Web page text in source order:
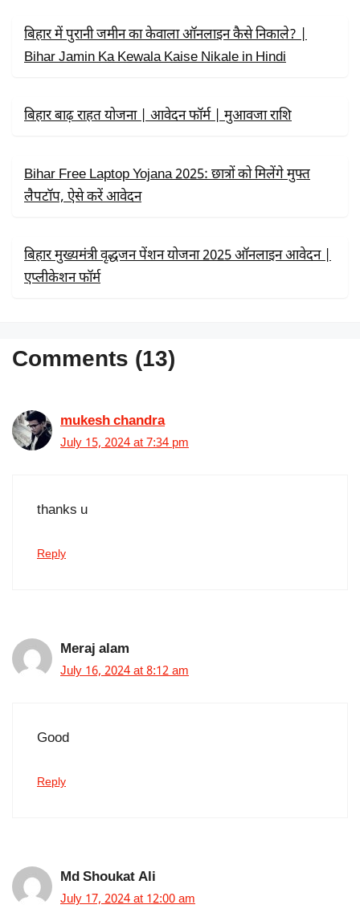
R
बिहार में पुरानी जमीन का केवाला ऑनलाइन कैसे निकाले? |
Bihar Jamin Ka Kewala Kaise Nikale in Hindi
बिहार बाढ़ राहत योजना | आवेदन फॉर्म | मुआवजा राशि
Bihar Free Laptop Yojana 2025: छात्रों को मिलेंगे मुफ्त
लैपटॉप, ऐसे करें आवेदन
बिहार मुख्यमंत्री वृद्धजन पेंशन योजना 2025 ऑनलाइन आवेदन |
एप्लीकेशन फॉर्म
Comments (13)
mukesh chandra
July 15, 2024 at 7:34 pm
thanks u
Reply
Meraj alam
July 16, 2024 at 8:12 am
Good
Reply
Md Shoukat Ali
July 17, 2024 at 12:00 am